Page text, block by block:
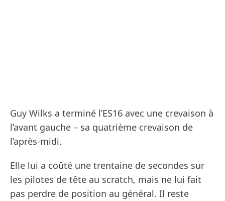
Guy Wilks a terminé l’ES16 avec une crevaison à
l’avant gauche – sa quatrième crevaison de
l’après-midi.
Elle lui a coûté une trentaine de secondes sur
les pilotes de tête au scratch, mais ne lui fait
pas perdre de position au général. Il reste